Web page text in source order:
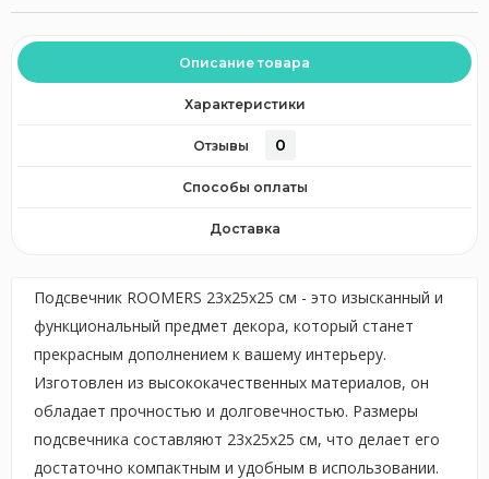
Описание товара
Характеристики
Отзывы 0
Способы оплаты
Доставка
Подсвечник ROOMERS 23x25x25 см - это изысканный и
функциональный предмет декора, который станет
прекрасным дополнением к вашему интерьеру.
Изготовлен из высококачественных материалов, он
обладает прочностью и долговечностью. Размеры
подсвечника составляют 23x25x25 см, что делает его
достаточно компактным и удобным в использовании.